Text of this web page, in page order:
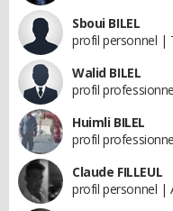
Sboui BILEL
profil personnel |
Walid BILEL
profil
Huimli BILEL
profil
Claude FILLEUL
profil personnel |